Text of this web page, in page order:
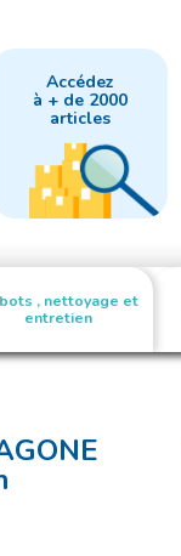
Accédez
à + de 2000
articles
, nettoyage et
entretien